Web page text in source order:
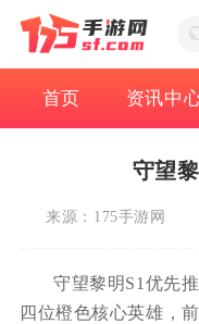
首页 资讯中
守望
来源：175手游网
守望黎明S1优先
四位橙色核心英雄，